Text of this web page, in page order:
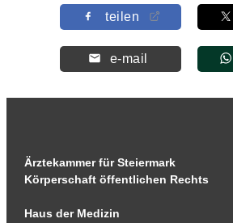
teilen
e-mail
Ärztekammer für Steiermark
Körperschaft öffentlichen Rechts
Haus der Medizin